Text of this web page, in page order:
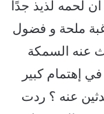
لحمه لذيذ جدًا
ملحة و فضول
عنه السمكة
إهتمام كبير
عنه ؟ ردت